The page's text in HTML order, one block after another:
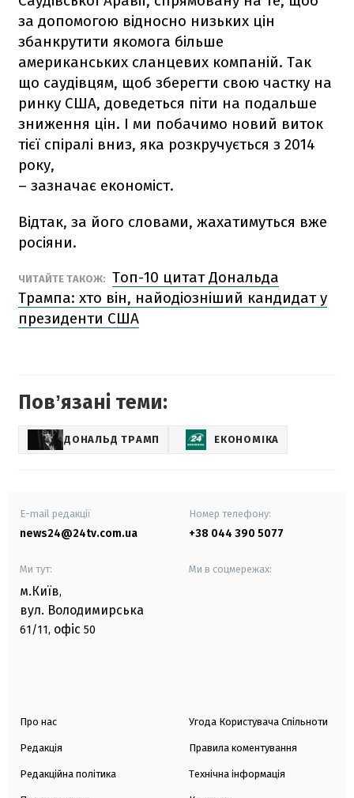
за допомогою відносно низьких цін
збанкрутити якомога більше
американських сланцевих компаній. Так
що саудівцям, щоб зберегти свою частку на
ринку США, доведеться піти на подальше
зниження цін. І ми побачимо новий виток
тієї спіралі вниз, яка розкручується з 2014
року,
– зазначає економіст.
Відтак, за його словами, жахатимуться вже
росіяни.
ЧИТАЙТЕ ТАКОЖ: Топ-10 цитат Дональда
Трампа: хто він, найодіозніший кандидат у
президенти США
Повʼязані теми:
ДОНАЛЬД ТРАМП ЕКОНОМІКА
E-mail редакції
news24@24tv.com.ua
Номер телефону:
+38 044 390 5077
Ми тут:
м.Київ,
вул. Володимирська
61/11, офіс 50
Ми в соцмережах:
Про нас
Редакція
Редакційна політика
Угода Користувача Спільноти
Правила коментування
Технічна інформація